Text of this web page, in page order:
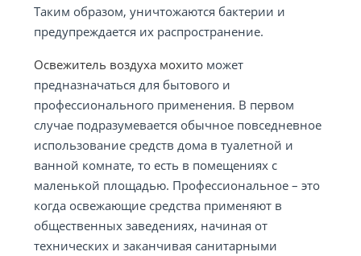
Таким образом, уничтожаются бактерии и
предупреждается их распространение.
Освежитель воздуха мохито может
предназначаться для бытового и
профессионального применения. В первом
случае подразумевается обычное повседневное
использование средств дома в туалетной и
ванной комнате, то есть в помещениях с
маленькой площадью. Профессиональное – это
когда освежающие средства применяют в
общественных заведениях, начиная от
технических и заканчивая санитарными